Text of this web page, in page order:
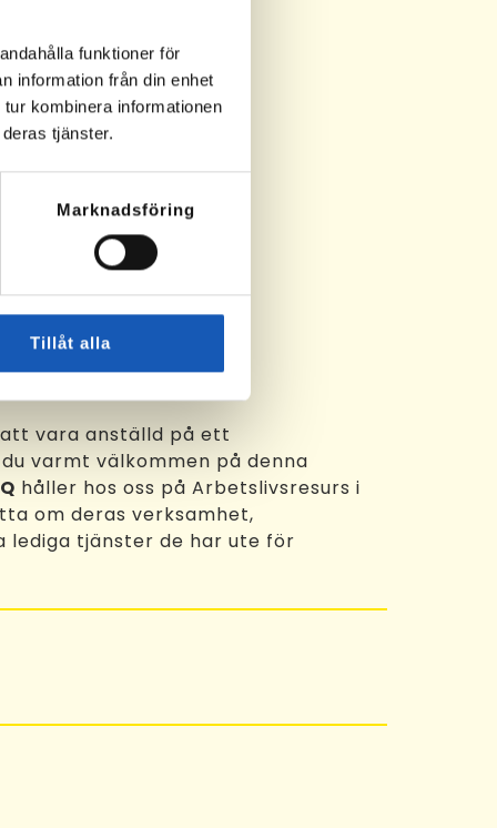
funktioner för
information från din enhet
kombinera informationen
tjänster.
Marknadsföring
Tillåt alla
vara anställd på ett
varmt välkommen på denna
håller hos oss på Arbetslivsresurs i
om deras verksamhet,
lediga tjänster de har ute för